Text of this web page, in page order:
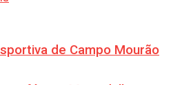
de Campo Mourão